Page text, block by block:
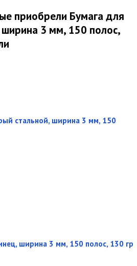
приобрели Бумага для
ширина 3 мм, 150 полос,
стальной, ширина 3 мм, 150
ширина 3 мм, 150 полос, 130 гр